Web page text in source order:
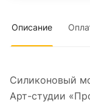
Описание
Силиконовый
Арт-студии